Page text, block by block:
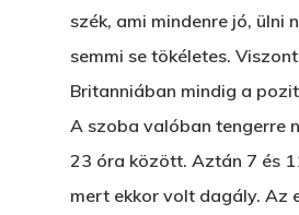
szék, ami mindenre jó, ülni
semmi se tökéletes.
Britanniában mindig a
A szoba valóban tengerre
23 óra között. Aztán 7 és
mert ekkor volt dagály. Az